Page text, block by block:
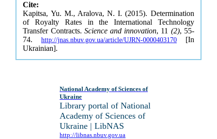
Cite:
Kapitsa, Yu. M., Aralova, N. I. (2015). Determination
of Royalty Rates in the International Technology
Transfer Contracts. Science and innovation, 11 (2), 55-
74. http://jnas.nbuv.gov.ua/article/UJRN-0000403170 [In
Ukrainian].
National Academy of Sciences of
Ukraine
Library portal of National
Academy of Sciences of
Ukraine | LibNAS
http://libnas.nbuv.gov.ua